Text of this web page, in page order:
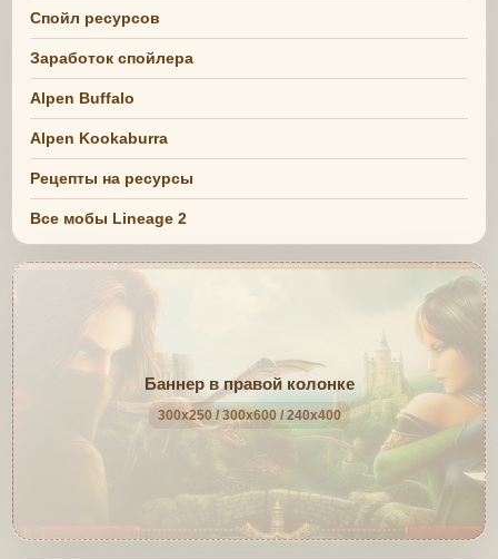
Спойл ресурсов
Заработок спойлера
Alpen Buffalo
Alpen Kookaburra
Рецепты на ресурсы
Все мобы Lineage 2
Баннер в правой колонке
300x250 / 300x600 / 240x400